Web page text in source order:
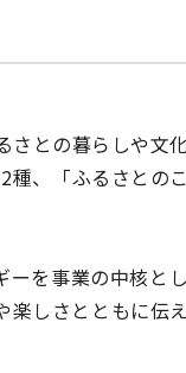
との暮らしや文
、「ふるさとの
を事業の中核と
しさとともに伝